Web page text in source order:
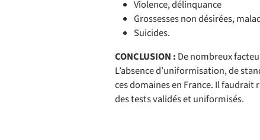
Violence, délinquance
Grossesses non désirées,
Suicides.
CONCLUSION : De nombreux
L’absence d’uniformisation, de
ces domaines en France. Il
des tests validés et uniformisés.